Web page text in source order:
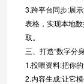
3.跨平台同步:展
表格，实现本地
取。
三、打造“数字分身
1.投喂资料:把你
2.内容生成:让它